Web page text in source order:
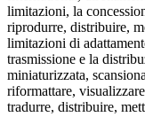
limitazioni, la
riprodurre, distribuire,
limitazioni di
trasmissione e la
miniaturizzata,
riformattare,
tradurre, distribuire,